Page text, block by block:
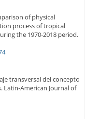
of physical
process of tropical
the 1970-2018 period.
transversal del concepto
Latin-American Journal of